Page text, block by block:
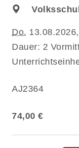
Do.
Dauer: 2
AJ2364
74,00 €